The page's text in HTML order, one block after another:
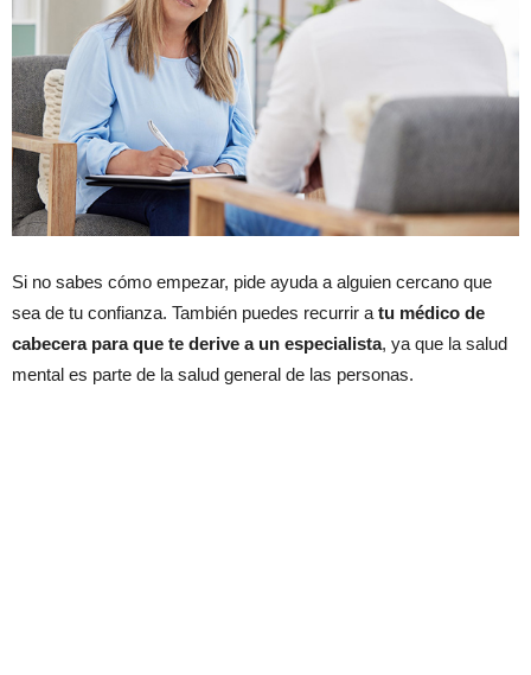
Si no sabes cómo empezar, pide ayuda a alguien cercano que
sea de tu confianza. También puedes recurrir a tu médico de
cabecera para que te derive a un especialista, ya que la salud
mental es parte de la salud general de las personas.